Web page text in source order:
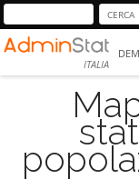
ITALIA